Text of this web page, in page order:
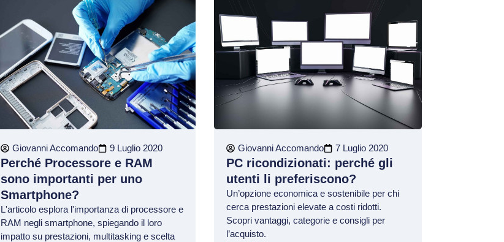
Giovanni Accomando 9 Luglio 2020
Perché Processore e RAM
sono importanti per uno
Smartphone?
L'articolo esplora l'importanza di processore e
RAM negli smartphone, spiegando il loro
impatto su prestazioni, multitasking e scelta
Giovanni Accomando 7 Luglio 2020
PC ricondizionati: perché gli
utenti li preferiscono?
Un’opzione economica e sostenibile per chi
cerca prestazioni elevate a costi ridotti.
Scopri vantaggi, categorie e consigli per
l’acquisto.